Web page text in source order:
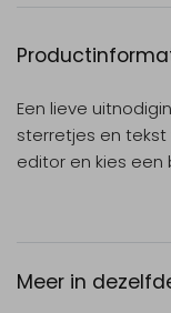
Een lieve
sterretjes en tekst
editor en kies
Meer in